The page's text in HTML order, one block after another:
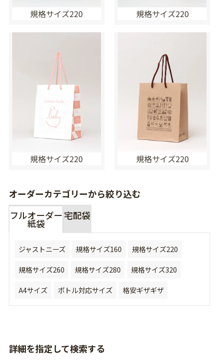
規格サイズ220 規格サイズ220
規格サイズ220 規格サイズ220
オーダーカテゴリーから絞り込む
フルオーダー
紙袋
宅配袋
ジャストニーズ 規格サイズ160
規格サイズ220
規格サイズ260
規格サイズ280
規格サイズ320
A4サイズ
ボトル対応サイズ 格安ギザギザ
詳細を指定して検索する